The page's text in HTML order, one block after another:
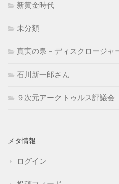
新黄金時代
未分類
真実の泉－ディスクロージャ
石川新一郎さん
９次元アークトゥルス評議会
メタ情報
ログイン